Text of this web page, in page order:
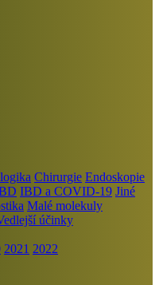
Chirurgie Endoskopie
IBD a COVID-19 Jiné
Malé molekuly
účinky
2021 2022